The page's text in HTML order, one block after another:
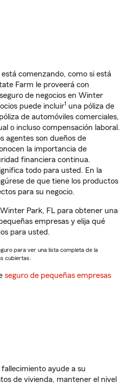
comenzando, como si está
Farm le proveerá con
de negocios en Winter
puede incluir1 una póliza de
de automóviles comerciales,
o incluso compensación laboral.
agentes son dueños de
la importancia de
financiera continua.
todo para usted. En la
de que tiene los productos
para su negocio.
Park, FL para obtener una
empresas y elija qué
para usted.
para ver una lista completa de la
cubiertas.
seguro de pequeñas empresas
ayude a su
de vivienda, mantener el nivel